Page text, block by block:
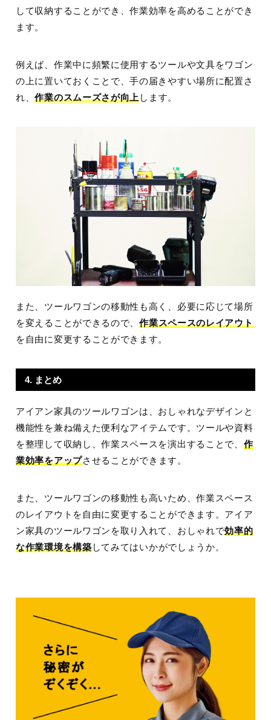
して収納することができ、作業効率を高めることができ
ます。
例えば、作業中に頻繁に使用するツールや文具をワゴン
の上に置いておくことで、手の届きやすい場所に配置さ
れ、作業のスムーズさが向上します。
また、ツールワゴンの移動性も高く、必要に応じて場所
を変えることができるので、作業スペースのレイアウト
を自由に変更することができます。
4. まとめ
アイアン家具のツールワゴンは、おしゃれなデザインと
機能性を兼ね備えた便利なアイテムです。ツールや資料
を整理して収納し、作業スペースを演出することで、 作
業効率をアップさせることができます。
また、ツールワゴンの移動性も高いため、作業スペース
のレイアウトを自由に変更することができます。アイア
ン家具のツールワゴンを取り入れて、おしゃれで効率的
な作業環境を構築してみてはいかがでしょうか。